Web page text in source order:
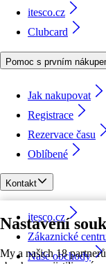
Nastavení
My a našich 18
itesco.cz
Clubcard
Pomoc s prvním
Jak nakupovat
Registrace
Rezervace času
Oblíbené
Kontakt
itesco.cz
Zákaznické
Naše obchody